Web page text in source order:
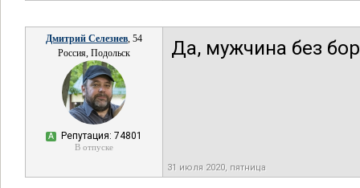
Дмитрий Селезнев, 54
Россия, Подольск
А Репутация: 74801
В отпуске
Да, мужчина без
31 июля 2020, пятница